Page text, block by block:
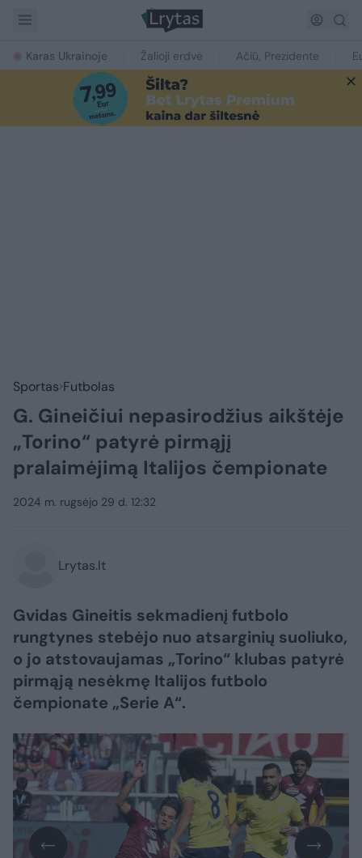
Karas Ukrainoje Žalioji erdvė Ačiū, Prezidente
Sportas Futbolas
G. Gineičiui nepasirodžius aikštėje
„Torino“ patyrė pirmąjį
pralaimėjimą Italijos čempionate
2024 m. rugsėjo 29 d. 12:32
Lrytas.lt
Gvidas Gineitis sekmadienį futbolo
rungtynes stebėjo nuo atsarginių suoliuko,
o jo atstovaujamas „Torino“ klubas patyrė
pirmąją nesėkmę Italijos futbolo
čempionate „Serie A“.